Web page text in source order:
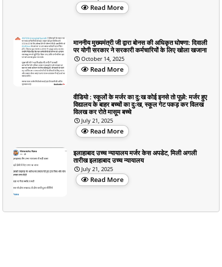
Read More
माननीय मुख्यमंत्री जी द्वारा बोनस की अधिकृत घोषणा: दिवाली
पर योगी सरकार ने सरकारी कर्मचारियों के लिए खोला खजाना
October 14, 2025
Read More
वीडियो : स्कूलों के मर्जर का दु:ख कोई इनसे तो पूछो: मर्जर हुए
विद्यालय के बाहर बच्चों का दुःख, स्कूल गेट पकड़ कर विलख
विलख कर रोते मासूम बच्चे
July 21, 2025
Read More
इलाहाबाद उच्च न्यायालय मर्जर केस अपडेट, मिली अगली
तारीख इलाहाबाद उच्च न्यायालय
July 21, 2025
Read More